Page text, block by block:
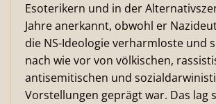
Esoterikern und in der
Jahre anerkannt, obwohl er
die NS-Ideologie verharmloste und
nach wie vor von völkischen,
antisemitischen und
Vorstellungen geprägt war. Das lag